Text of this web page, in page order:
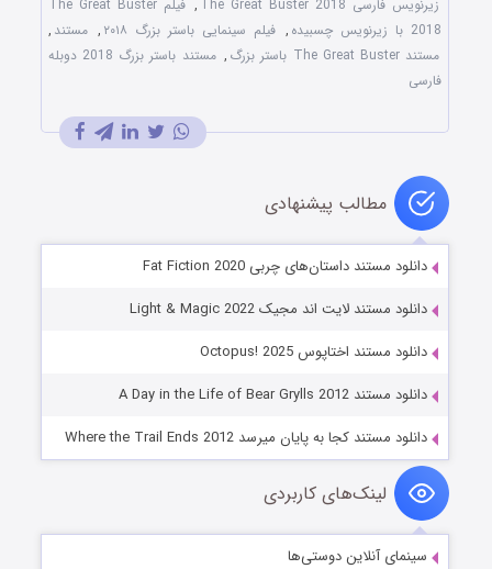
زیرنویس فارسی The Great Buster 2018 ,
فیلم The Great Buster
2018 با زیرنویس چسبیده
, فیلم سینمایی باستر بزرگ ۲۰۱۸ , مستند ,
مستند The Great Buster باستر بزرگ
,
مستند باستر بزرگ 2018 دوبله
فارسی
مطالب پیشنهادی
دانلود مستند داستان‌های چربی Fat Fiction 2020
دانلود مستند لایت اند مجیک Light & Magic 2022
دانلود مستند اختاپوس Octopus! 2025
دانلود مستند A Day in the Life of Bear Grylls 2012
دانلود مستند کجا به پایان میرسد Where the Trail Ends 2012
لینک‌های کاربردی
سینمای آنلاین دوستی‌ها